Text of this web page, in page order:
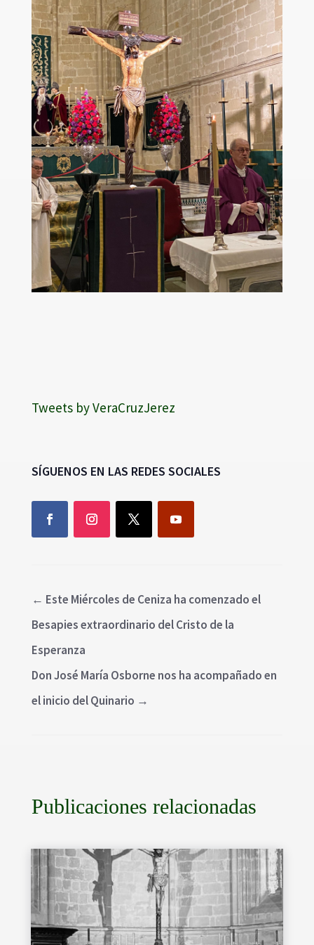
Tweets by VeraCruzJerez
SÍGUENOS EN LAS REDES SOCIALES
← Este Miércoles de Ceniza ha comenzado el
Besapies extraordinario del Cristo de la
Esperanza
Don José María Osborne nos ha acompañado en
el inicio del Quinario →
Publicaciones relacionadas